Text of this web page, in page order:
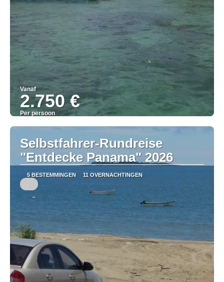
Vanaf
2.750 €
Per persoon
Bekijk
Selbstfahrer-Rundreise
"Entdecke Panama" 2026
5 BESTEMMINGEN 11 OVERNACHTINGEN
.